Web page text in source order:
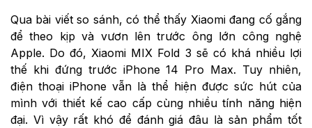
Qua bài viết so sánh, có thể thấy Xiaomi đang cố gắng
để theo kịp và vươn lên trước ông lớn công nghệ
Apple. Do đó, Xiaomi MIX Fold 3 sẽ có khá nhiều lợi
thế khi đứng trước iPhone 14 Pro Max. Tuy nhiên,
điện thoại iPhone vẫn là thể hiện được sức hút của
mình với thiết kế cao cấp cùng nhiều tính năng hiện
đại. Vì vậy rất khó để đánh giá đâu là sản phẩm tốt